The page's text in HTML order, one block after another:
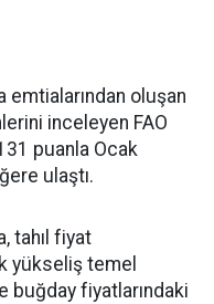
emtialarından oluşan
inceleyen FAO
puanla Ocak
ulaştı.
tahıl fiyat
yükseliş temel
buğday fiyatlarındaki